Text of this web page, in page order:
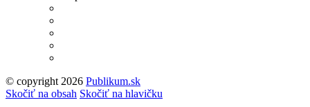
© copyright 2026 Publikum.sk
Tvorba stránok: Enjoy
Skočiť na obsah Skočiť na hlavičku